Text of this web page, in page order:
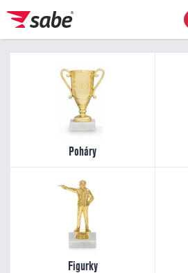
Poháry
Figurky
Košík zeje prázdnotou